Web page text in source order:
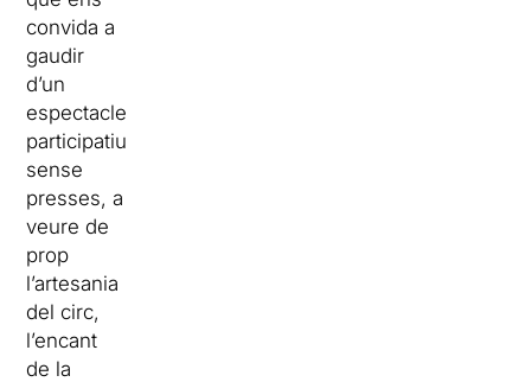
convida a
gaudir
d’un
espectacle
participatiu
sense
presses, a
veure de
prop
l’artesania
del circ,
l’encant
de la